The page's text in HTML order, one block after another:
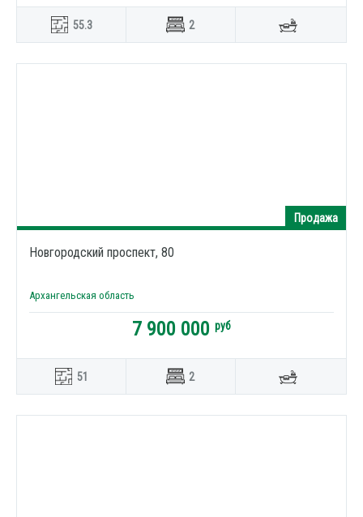
55.3 2
Продажа
Новгородский проспект, 80
Архангельская область
7 900 000 руб
51 2